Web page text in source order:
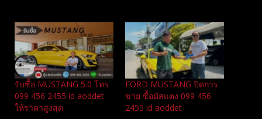
รับซื้อ MUSTANG 5.0 โทร
099 456 2455 id aoddet
ให้ราคาสูงสุด
FORD MUSTANG ปิดการ
ขาย ซื้อมัสแตง 099 456
2455 id aoddet